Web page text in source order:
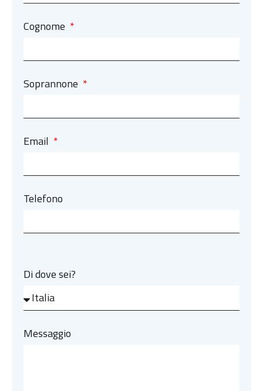
Cognome
Soprannone
Email
Telefono
Di dove sei?
Messaggio